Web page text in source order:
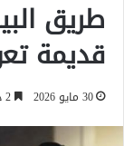
قديمة
30 مايو 2026